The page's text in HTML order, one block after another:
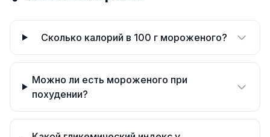
Сколько калорий в 100 г мороженого?
Можно ли есть мороженого при
похудении?